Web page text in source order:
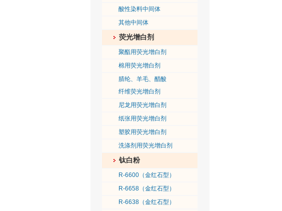
酸性染料中间体
其他中间体
荧光增白剂
聚酯用荧光增白剂
棉用荧光增白剂
腈纶、羊毛、醋酸
纤维荧光增白剂
尼龙用荧光增白剂
纸张用荧光增白剂
塑胶用荧光增白剂
洗涤剂用荧光增白剂
钛白粉
R-6600（金红石型）
R-6658（金红石型）
R-6638（金红石型）